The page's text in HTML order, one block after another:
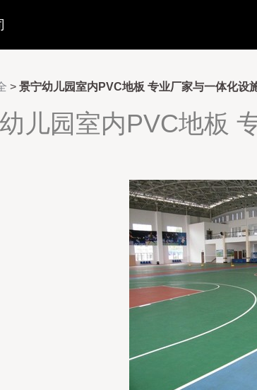
> 景宁幼儿园室内PVC地板 专业厂家与一体化设
儿园室内PVC地板